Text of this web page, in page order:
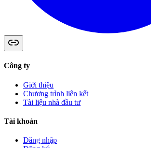
Công ty
Giới thiệu
Chương trình liên kết
Tài liệu nhà đầu tư
Tài khoản
Đăng nhập